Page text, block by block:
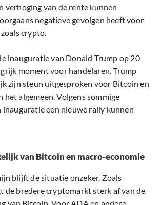
verhoging van de rente kunnen
negatieve gevolgen heeft voor
crypto.
inauguratie van Donald Trump op 20
moment voor handelaren. Trump
zijn steun uitgesproken voor Bitcoin en
algemeen. Volgens sommige
inauguratie een nieuwe rally kunnen
van Bitcoin en macro-economie
blijft de situatie onzeker. Zoals
de bredere cryptomarkt sterk af van de